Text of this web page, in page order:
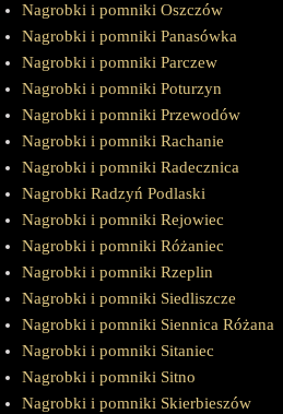
Nagrobki i pomniki Oszczów
Nagrobki i pomniki Panasówka
Nagrobki i pomniki Parczew
Nagrobki i pomniki Poturzyn
Nagrobki i pomniki Przewodów
Nagrobki i pomniki Rachanie
Nagrobki i pomniki Radecznica
Nagrobki Radzyń Podlaski
Nagrobki i pomniki Rejowiec
Nagrobki i pomniki Różaniec
Nagrobki i pomniki Rzeplin
Nagrobki i pomniki Siedliszcze
Nagrobki i pomniki Siennica Różana
Nagrobki i pomniki Sitaniec
Nagrobki i pomniki Sitno
Nagrobki i pomniki Skierbieszów